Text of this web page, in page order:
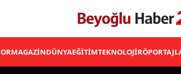
MAGAZİNDÜNYAEĞİTİMTEKNOLOJİ